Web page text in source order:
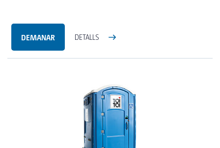
DEMANAR DETALLS